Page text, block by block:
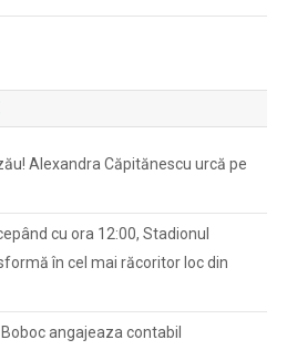
Alexandra Căpitănescu urcă pe
cu ora 12:00, Stadionul
în cel mai răcoritor loc din
angajeaza contabil